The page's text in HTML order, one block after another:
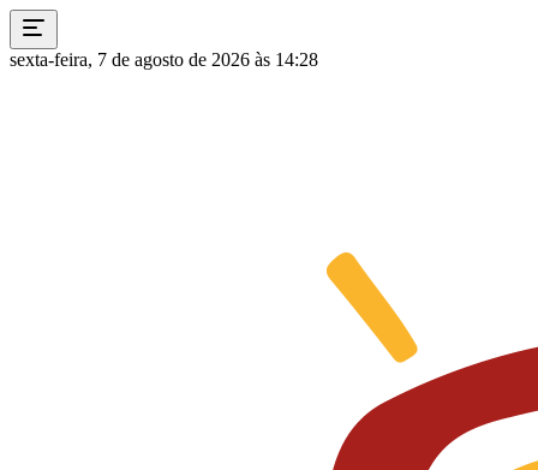
sexta-feira, 7 de agosto de 2026 às 14:28